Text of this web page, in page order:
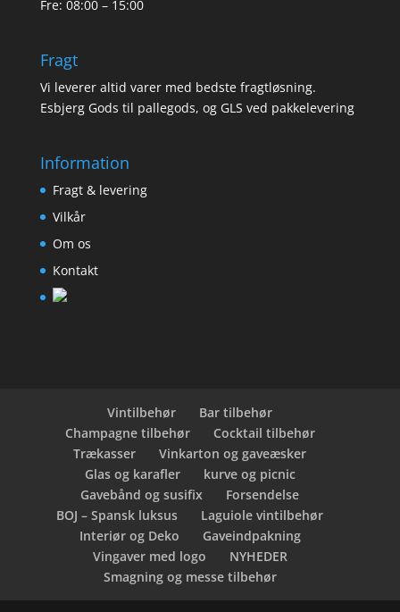
Fre: 08:00 – 15:00
Fragt
Vi leverer altid varer med bedste fragtløsning.
Esbjerg Gods til pallegods, og GLS ved pakkelevering
Information
Fragt & levering
Vilkår
Om os
Kontakt
Vintilbehør
Bar tilbehør
Champagne tilbehør
Cocktail tilbehør
Trækasser
Vinkarton og gaveæsker
Glas og karafler
kurve og picnic
Gavebånd og susifix
Forsendelse
BOJ – Spansk luksus
Laguiole vintilbehør
Interiør og Deko
Gaveindpakning
Vingaver med logo
NYHEDER
Smagning og messe tilbehør